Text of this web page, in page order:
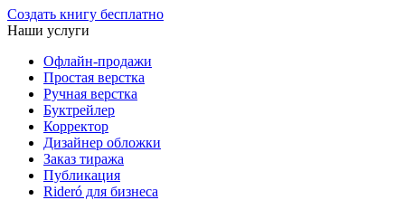
Создать книгу бесплатно
Наши услуги
Офлайн-продажи
Простая верстка
Ручная верстка
Буктрейлер
Корректор
Дизайнер обложки
Заказ тиража
Публикация
Rideró для бизнеса